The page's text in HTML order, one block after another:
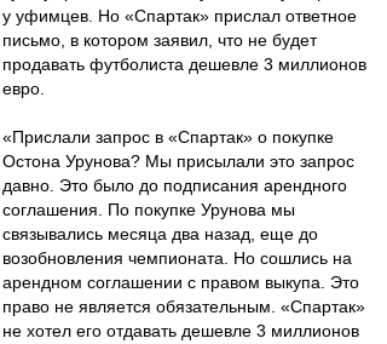
у уфимцев. Но «Спартак» прислал ответное
письмо, в котором заявил, что не будет
продавать футболиста дешевле 3 миллионов
евро.
«Прислали запрос в «Спартак» о покупке
Остона Урунова? Мы присылали это запрос
давно. Это было до подписания арендного
соглашения. По покупке Урунова мы
связывались месяца два назад, еще до
возобновления чемпионата. Но сошлись на
арендном соглашении с правом выкупа. Это
право не является обязательным. «Спартак»
не хотел его отдавать дешевле 3 миллионов